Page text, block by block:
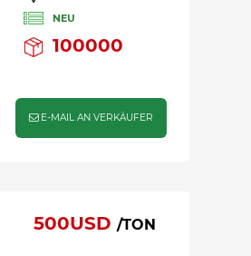
NEU
100000
E-MAIL AN VERKÄUFER
500USD/TON